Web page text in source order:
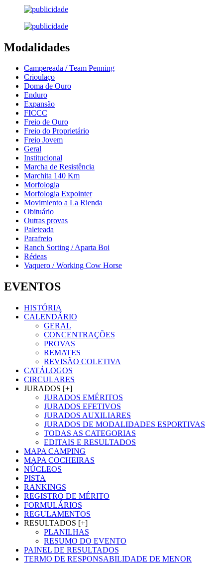
Modalidades
Campereada / Team Penning
Crioulaço
Doma de Ouro
Enduro
Expansão
FICCC
Freio de Ouro
Freio do Proprietário
Freio Jovem
Geral
Institucional
Marcha de Resistência
Marchita 140 Km
Morfologia
Morfologia Expointer
Movimiento a La Rienda
Obituário
Outras provas
Paleteada
Parafreio
Ranch Sorting / Aparta Boi
Rédeas
Vaquero / Working Cow Horse
EVENTOS
HISTÓRIA
CALENDÁRIO
GERAL
CONCENTRAÇÕES
PROVAS
REMATES
REVISÃO COLETIVA
CATÁLOGOS
CIRCULARES
JURADOS [+]
JURADOS EMÉRITOS
JURADOS EFETIVOS
JURADOS AUXILIARES
JURADOS DE MODALIDADES ESPORTIVAS
TODAS AS CATEGORIAS
EDITAIS E RESULTADOS
MAPA CAMPING
MAPA COCHEIRAS
NÚCLEOS
PISTA
RANKINGS
REGISTRO DE MÉRITO
FORMULÁRIOS
REGULAMENTOS
RESULTADOS [+]
PLANILHAS
RESUMO DO EVENTO
PAINEL DE RESULTADOS
TERMO DE RESPONSABILIDADE DE MENOR